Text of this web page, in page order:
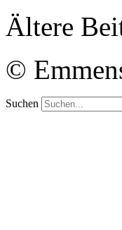
Ältere
©
Suchen